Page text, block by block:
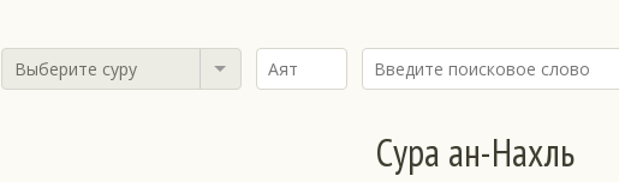
Выберите суру
Сура ан-Нахль